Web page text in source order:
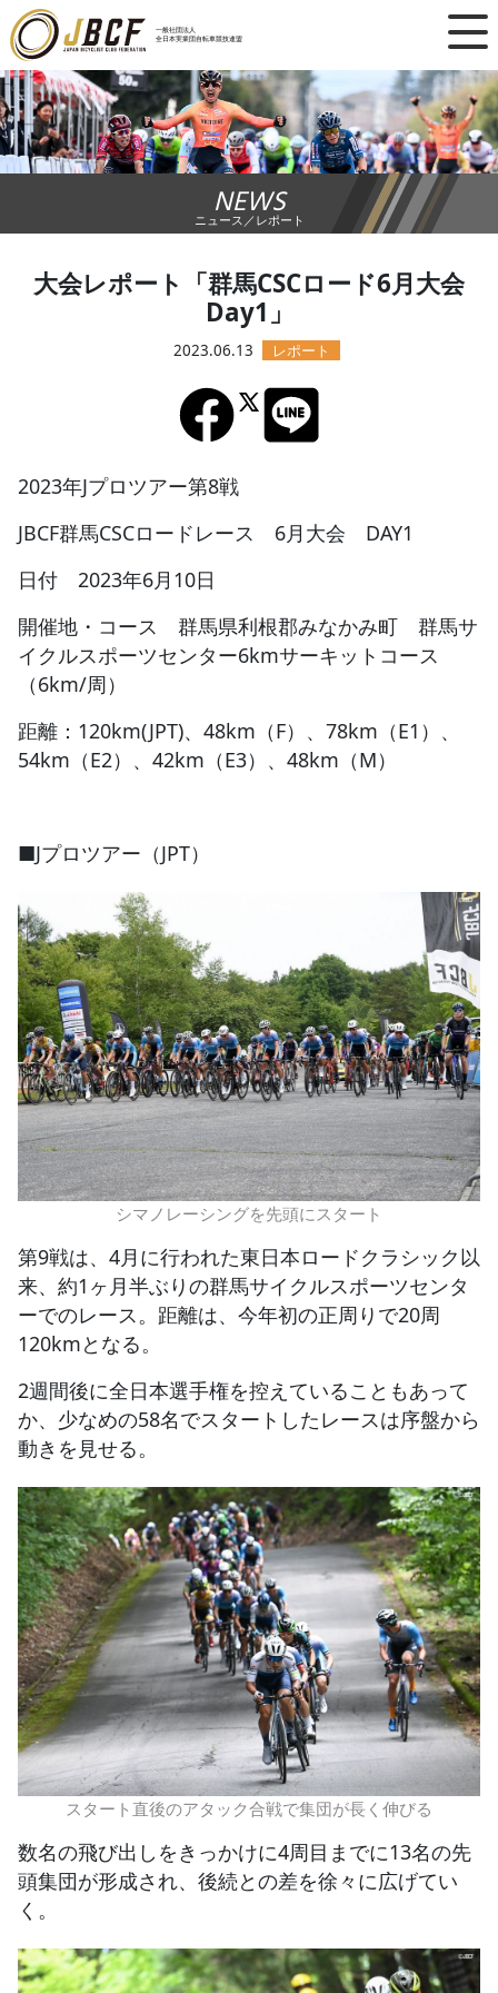
一般社団法人
全日本実業団自転車競技連盟
×
ニュース
レース日程
ランキング
チーム・選手
競技ガイド
加盟・登録
エントリー
JBCF ROAD SERIESとは
NEWS
ニュース／レポート
大会レポート「群馬CSCロード6月大会
Day1」
2023.06.13
2023年Jプロツアー第8戦
JBCF群馬CSCロードレース 6月大会 DAY1
日付 2023年6月10日
開催地・コース 群馬県利根郡みなかみ町 群馬サ
イクルスポーツセンター6kmサーキットコース
（6km/周）
距離：120km(JPT)、48km（F）、78km（E1）、
54km（E2）、42km（E3）、48km（M）
■Jプロツアー（JPT）
シマノレーシングを先頭にスタート
第9戦は、4月に行われた東日本ロードクラシック以
来、約1ヶ月半ぶりの群馬サイクルスポーツセンタ
ーでのレース。距離は、今年初の正周りで20周
120kmとなる。
2週間後に全日本選手権を控えていることもあって
か、少なめの58名でスタートしたレースは序盤から
動きを見せる。
スタート直後のアタック合戦で集団が長く伸びる
数名の飛び出しをきっかけに4周目までに13名の先
頭集団が形成され、後続との差を徐々に広げてい
く。